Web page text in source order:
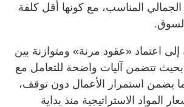
المناسب، مع كونها أقل كلفة
اعتماد «عقود مرنة» ومتوازنة بين
بحيث تتضمن آليات واضحة للتعامل مع
يضمن استمرار الأعمال دون توقف،
المواد الاستراتيجية منذ بداية